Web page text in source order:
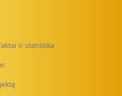
ir statistika